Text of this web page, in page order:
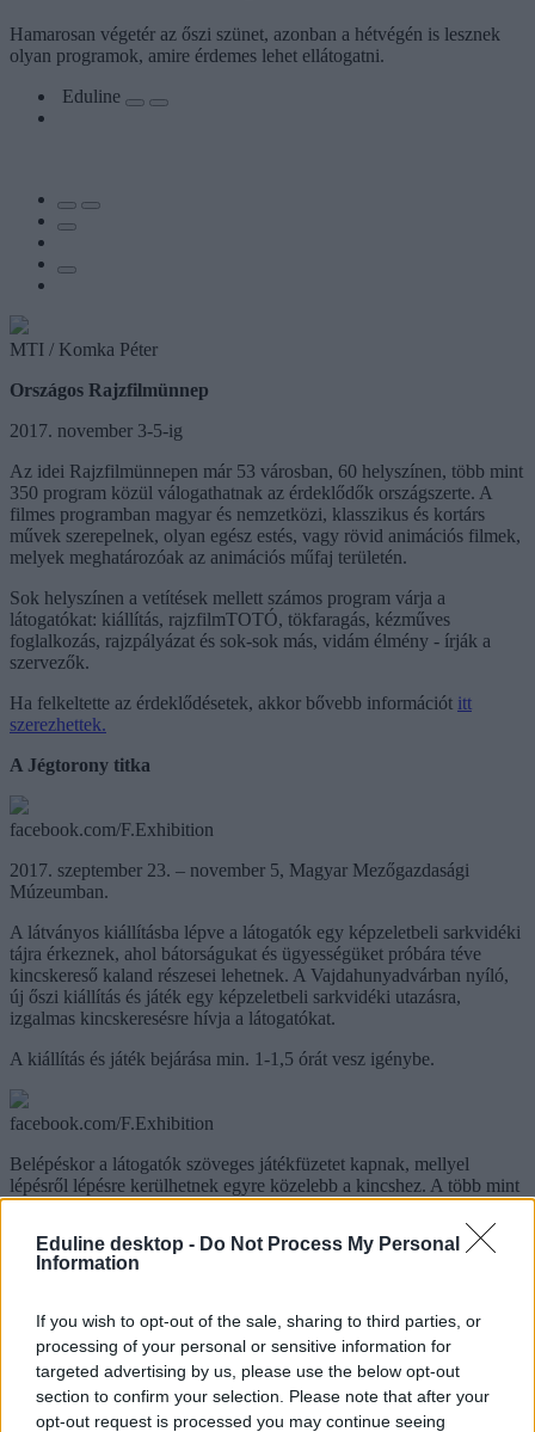
Eduline desktop - Do Not Process My Personal
Information
If you wish to opt-out of the sale, sharing to third parties, or
processing of your personal or sensitive information for
targeted advertising by us, please use the below opt-out
section to confirm your selection. Please note that after your
opt-out request is processed you may continue seeing
Hamarosan végetér az őszi szünet, azonban a hétvégén is lesznek
olyan programok, amire érdemes lehet ellátogatni.
Eduline
MTI / Komka Péter
Országos Rajzfilmünnep
2017. november 3-5-ig
Az idei Rajzfilmünnepen már 53 városban, 60 helyszínen, több mint
350 program közül válogathatnak az érdeklődők országszerte. A
filmes programban magyar és nemzetközi, klasszikus és kortárs
művek szerepelnek, olyan egész estés, vagy rövid animációs filmek,
melyek meghatározóak az animációs műfaj területén.
Sok helyszínen a vetítések mellett számos program várja a
látogatókat: kiállítás, rajzfilmTOTÓ, tökfaragás, kézműves
foglalkozás, rajzpályázat és sok-sok más, vidám élmény - írják a
szervezők.
Ha felkeltette az érdeklődésetek, akkor bővebb információt itt
szerezhettek.
A Jégtorony titka
facebook.com/F.Exhibition
2017. szeptember 23. – november 5, Magyar Mezőgazdasági
Múzeumban.
A látványos kiállításba lépve a látogatók egy képzeletbeli sarkvidéki
tájra érkeznek, ahol bátorságukat és ügyességüket próbára téve
kincskereső kaland részesei lehetnek. A Vajdahunyadvárban nyíló,
új őszi kiállítás és játék egy képzeletbeli sarkvidéki utazásra,
izgalmas kincskeresésre hívja a látogatókat.
A kiállítás és játék bejárása min. 1-1,5 órát vesz igénybe.
facebook.com/F.Exhibition
Belépéskor a látogatók szöveges játékfüzetet kapnak, mellyel
lépésről lépésre kerülhetnek egyre közelebb a kincshez. A több mint
1000 négyzetméteren megvalósuló izgalmas kiállítás és kincskereső
játék új látványvilággal, rengeteg felfedeznivalóval és ajándékkal
várja a kalandvágyó látogatókat.
szerezhettek.
múzeum
animáció
programajánló
belföld